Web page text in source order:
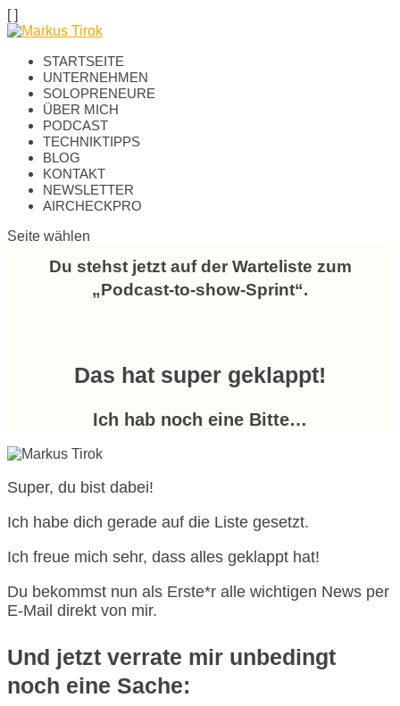
[ ]
STARTSEITE
UNTERNEHMEN
SOLOPRENEURE
ÜBER MICH
PODCAST
TECHNIKTIPPS
BLOG
KONTAKT
NEWSLETTER
AIRCHECKPRO
Seite wählen
Du stehst jetzt auf der Warteliste zum
„Podcast-to-show-Sprint“.
Das hat super geklappt!
Ich hab noch eine Bitte…
Super, du bist dabei!
Ich habe dich gerade auf die Liste gesetzt.
Ich freue mich sehr, dass alles geklappt hat!
Du bekommst nun als Erste*r alle wichtigen News per
E-Mail direkt von mir.
Und jetzt verrate mir unbedingt
noch eine Sache: